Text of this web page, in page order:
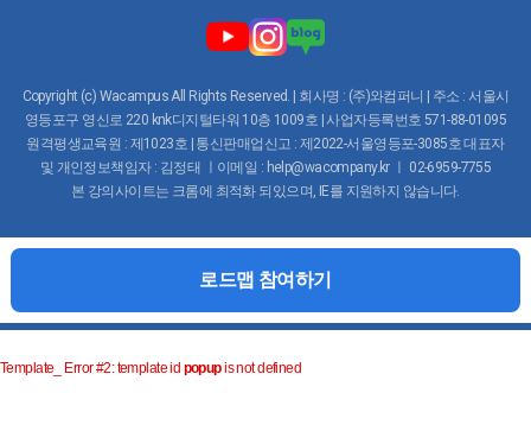
로드맵 참여하기
Copyright (c) Wacampus All Rights Reserved. | 회사명 : (주)와컴퍼니 | 주소 : 서울시
영등포구 영신로 220 knk디지털타워 10층 1009호 | 사업자등록번호 571-88-01095
원격평생교육원 : 제1023호 | 통신판매업신고 : 제2022-서울영등포-3085호 대표자
및 개인정보책임자 : 김정태 ㅣ이메일 : help@wacompany.kr ㅣ 02-6959-7755
본 강의사이트는 크롬에 최적화 되있으며, IE를 지원하지 않습니다.
Template_ Error #2: template id popupis not defined